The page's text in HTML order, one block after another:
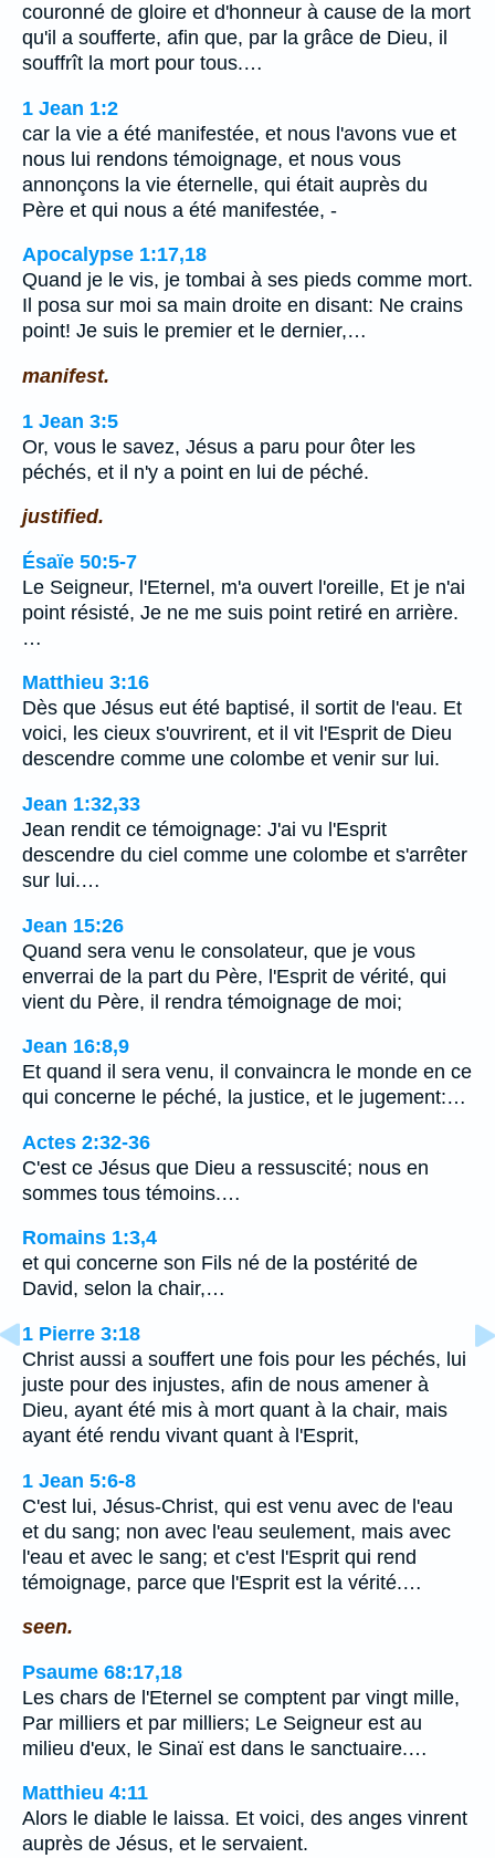
couronné de gloire et d'honneur à cause de la mort
qu'il a soufferte, afin que, par la grâce de Dieu, il
souffrît la mort pour tous.…
1 Jean 1:2
car la vie a été manifestée, et nous l'avons vue et
nous lui rendons témoignage, et nous vous
annonçons la vie éternelle, qui était auprès du
Père et qui nous a été manifestée, -
Apocalypse 1:17,18
Quand je le vis, je tombai à ses pieds comme mort.
Il posa sur moi sa main droite en disant: Ne crains
point! Je suis le premier et le dernier,…
manifest.
1 Jean 3:5
Or, vous le savez, Jésus a paru pour ôter les
péchés, et il n'y a point en lui de péché.
justified.
Ésaïe 50:5-7
Le Seigneur, l'Eternel, m'a ouvert l'oreille, Et je n'ai
point résisté, Je ne me suis point retiré en arrière.
…
Matthieu 3:16
Dès que Jésus eut été baptisé, il sortit de l'eau. Et
voici, les cieux s'ouvrirent, et il vit l'Esprit de Dieu
descendre comme une colombe et venir sur lui.
Jean 1:32,33
Jean rendit ce témoignage: J'ai vu l'Esprit
descendre du ciel comme une colombe et s'arrêter
sur lui.…
Jean 15:26
Quand sera venu le consolateur, que je vous
enverrai de la part du Père, l'Esprit de vérité, qui
vient du Père, il rendra témoignage de moi;
Jean 16:8,9
Et quand il sera venu, il convaincra le monde en ce
qui concerne le péché, la justice, et le jugement:…
Actes 2:32-36
C'est ce Jésus que Dieu a ressuscité; nous en
sommes tous témoins.…
Romains 1:3,4
et qui concerne son Fils né de la postérité de
David, selon la chair,…
1 Pierre 3:18
Christ aussi a souffert une fois pour les péchés, lui
juste pour des injustes, afin de nous amener à
Dieu, ayant été mis à mort quant à la chair, mais
ayant été rendu vivant quant à l'Esprit,
1 Jean 5:6-8
C'est lui, Jésus-Christ, qui est venu avec de l'eau
et du sang; non avec l'eau seulement, mais avec
l'eau et avec le sang; et c'est l'Esprit qui rend
témoignage, parce que l'Esprit est la vérité.…
seen.
Psaume 68:17,18
Les chars de l'Eternel se comptent par vingt mille,
Par milliers et par milliers; Le Seigneur est au
milieu d'eux, le Sinaï est dans le sanctuaire.…
Matthieu 4:11
Alors le diable le laissa. Et voici, des anges vinrent
auprès de Jésus, et le servaient.